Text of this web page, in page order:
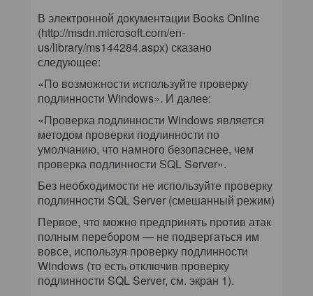
В электронной документации Books Online
(http://msdn.microsoft.com/en-
us/library/ms144284.aspx) сказано
следующее:
«По возможности используйте проверку
подлинности Windows». И далее:
«Проверка подлинности Windows является
методом проверки подлинности по
умолчанию, что намного безопаснее, чем
проверка подлинности SQL Server».
Без необходимости не используйте проверку
подлинности SQL Server (смешанный режим)
Первое, что можно предпринять против атак
полным перебором — не подвергаться им
вовсе, используя проверку подлинности
Windows (то есть отключив проверку
подлинности SQL Server, см. экран 1).